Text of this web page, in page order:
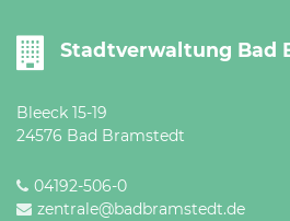
nach
Vereinbarung.
Stadtverwaltung Bad
Bleeck 15-19
24576 Bad Bramstedt
04192-506-0
zentrale@badbramstedt.de